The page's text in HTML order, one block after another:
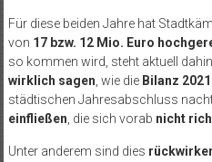
Für diese beiden Jahre hat
von 17 bzw. 12 Mio. Euro
so kommen wird, steht aktuell
wirklich sagen, wie die Bilanz
städtischen Jahresabschluss
einfließen, die sich vorab nicht
Unter anderem sind dies